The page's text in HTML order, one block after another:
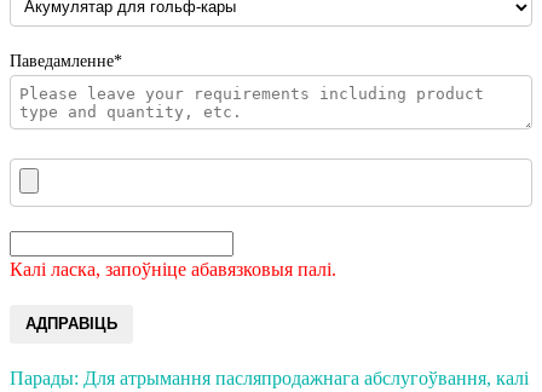
Паведамленне*
Калі ласка, запоўніце абавязковыя палі.
АДПРАВІЦЬ
Парады: Для атрымання пасляпродажнага абслугоўвання, калі